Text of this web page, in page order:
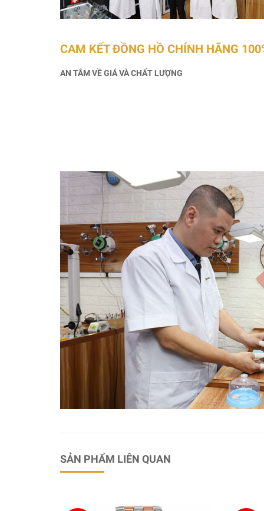
CAM KẾT ĐỒNG HỒ CHÍNH HÃNG
AN TÂM VỀ GIÁ VÀ CHẤT LƯỢNG
SẢN PHẨM LIÊN QUAN